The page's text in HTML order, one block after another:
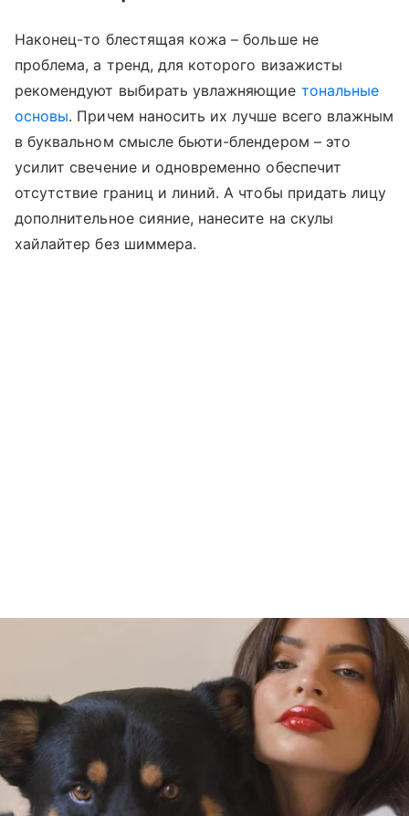
Наконец-то блестящая кожа – больше не
проблема, а тренд, для которого визажисты
рекомендуют выбирать увлажняющие тональные
основы. Причем наносить их лучше всего влажным
в буквальном смысле бьюти-блендером – это
усилит свечение и одновременно обеспечит
отсутствие границ и линий. А чтобы придать лицу
дополнительное сияние, нанесите на скулы
хайлайтер без шиммера.